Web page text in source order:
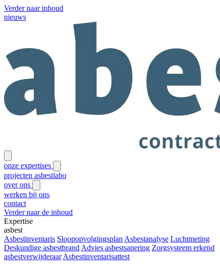
Verder naar inhoud
nieuws
onze expertises
projecten asbestlabo
over ons
werken bij ons
contact
Verder naar de inhoud
Expertise
asbest
Asbestinventaris Sloopopvolgingsplan Asbestanalyse Luchtmeting
Deskundige asbestbrand Advies asbestsanering Zorgsysteem erkend
asbestverwijderaar Asbestinventarisattest